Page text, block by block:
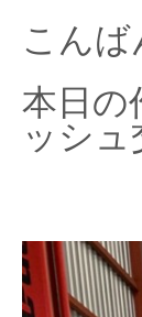
こんば
本日の
ッシュ